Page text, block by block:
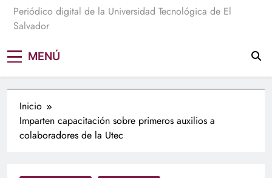
La Palabra Universitaria
Periódico digital de la Universidad Tecnológica de El
Salvador
MENÚ
Inicio
Imparten capacitación sobre primeros auxilios a
colaboradores de la Utec